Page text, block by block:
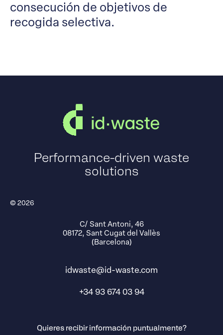
consecución de objetivos de
recogida selectiva.
Performance-driven waste
solutions
© 2026
C/ Sant Antoni, 46
08172, Sant Cugat del Vallès
(Barcelona)
idwaste@id-waste.com
+34 93 674 03 94
Quieres recibir información puntualmente?